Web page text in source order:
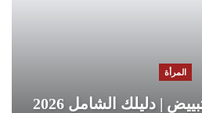
المرأة
زيت اللوز الحلو للتبييض | دليلك الشامل 2026